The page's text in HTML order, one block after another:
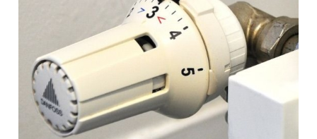
Número de habitaciones
Número de habitaciones
Número de baños
Número de baños